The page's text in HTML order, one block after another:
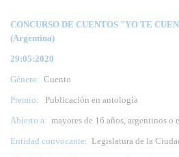
CONCURSO DE CUENTOS "YO TE
(Argentina)
29:05:2020
Género: Cuento
Premio:
Publicación en antología
Abierto a: mayores de 16 años, argentinos o
Entidad convocante: Legislatura de la